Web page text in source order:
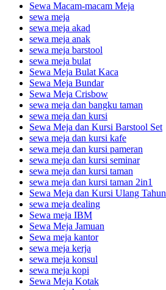
Sewa Macam-macam Meja
sewa meja
sewa meja akad
sewa meja anak
sewa meja barstool
sewa meja bulat
Sewa Meja Bulat Kaca
Sewa Meja Bundar
Sewa Meja Crisbow
sewa meja dan bangku taman
sewa meja dan kursi
Sewa Meja dan Kursi Barstool Set
sewa meja dan kursi kafe
sewa meja dan kursi pameran
sewa meja dan kursi seminar
sewa meja dan kursi taman
sewa meja dan kursi taman 2in1
Sewa Meja dan Kursi Ulang Tahun
sewa meja dealing
Sewa meja IBM
Sewa Meja Jamuan
Sewa meja kantor
sewa meja kerja
sewa meja konsul
sewa meja kopi
Sewa Meja Kotak